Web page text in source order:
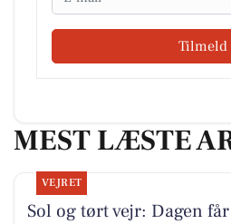
Tilmeld
MEST LÆSTE
VEJRET
Sol og tørt vejr: Dagen